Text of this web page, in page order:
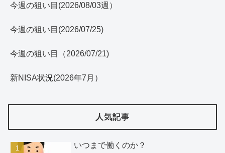
今週の狙い目(2026/08/03週）
今週の狙い目(2026/07/25)
今週の狙い目（2026/07/21)
新NISA状況(2026年7月）
人気記事
いつまで働くのか？